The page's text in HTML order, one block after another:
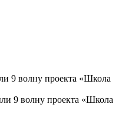
9 волну проекта «Школа